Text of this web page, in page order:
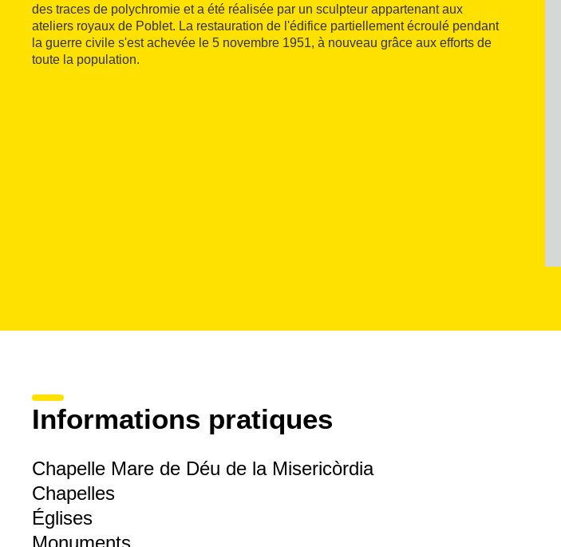
des traces de polychromie et a été réalisée par un sculpteur appartenant aux
ateliers royaux de Poblet. La restauration de l'édifice partiellement écroulé pendant
la guerre civile s'est achevée le 5 novembre 1951, à nouveau grâce aux efforts de
toute la population.
Informations pratiques
Chapelle Mare de Déu de la Misericòrdia
Chapelles
Églises
Monuments